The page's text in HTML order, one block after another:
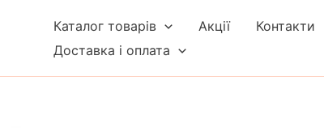
Каталог товарів Акції
Контакти
Доставка і оплата